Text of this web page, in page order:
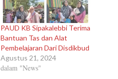
PAUD KB Sipakalebbi Terima
Bantuan Tas dan Alat
Pembelajaran Dari Disdikbud
Agustus 21, 2024
dalam "News"